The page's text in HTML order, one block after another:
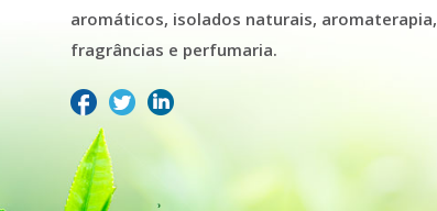
aromáticos, isolados naturais, aromaterapia,
fragrâncias e perfumaria.